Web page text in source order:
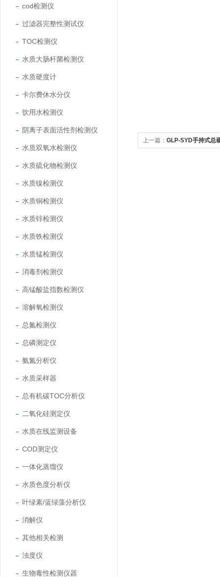
cod检测仪
过滤器完整性测试仪
TOC检测仪
水质大肠杆菌检测仪
水质硬度计
卡尔费休水分仪
饮用水检测仪
阴离子表面活性剂检测仪
水质双氧水检测仪
水质硫化物检测仪
水质镍检测仪
水质铜检测仪
水质锌检测仪
水质铁检测仪
水质锰检测仪
消毒剂检测仪
高锰酸盐指数检测仪
溶解氧检测仪
总氮检测仪
总磷测定仪
氨氮分析仪
水质采样器
总有机碳TOC分析仪
二氧化硅测定仪
水质在线监测设备
COD测定仪
一体化蒸馏仪
水质色度分析仪
叶绿素/蓝绿藻分析仪
消解仪
其他相关检测
浊度仪
生物毒性检测仪器
上一篇： GLP-SYD手持式总